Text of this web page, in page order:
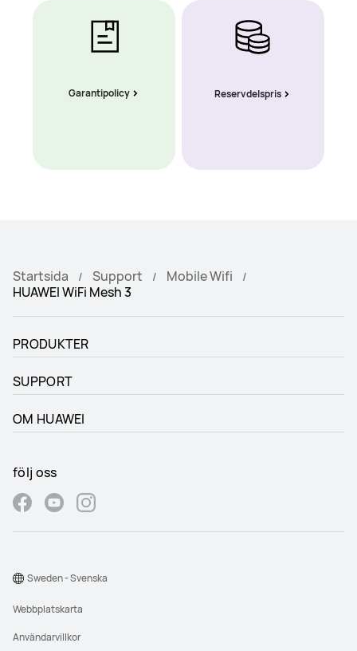
Garantipolicy Reservdelspris
Startsida Support
Mobile Wifi
HUAWEI WiFi Mesh 3
PRODUKTER
SUPPORT
OM HUAWEI
följ oss
Webbplatskarta
Användarvillkor
Sweden - Svenska